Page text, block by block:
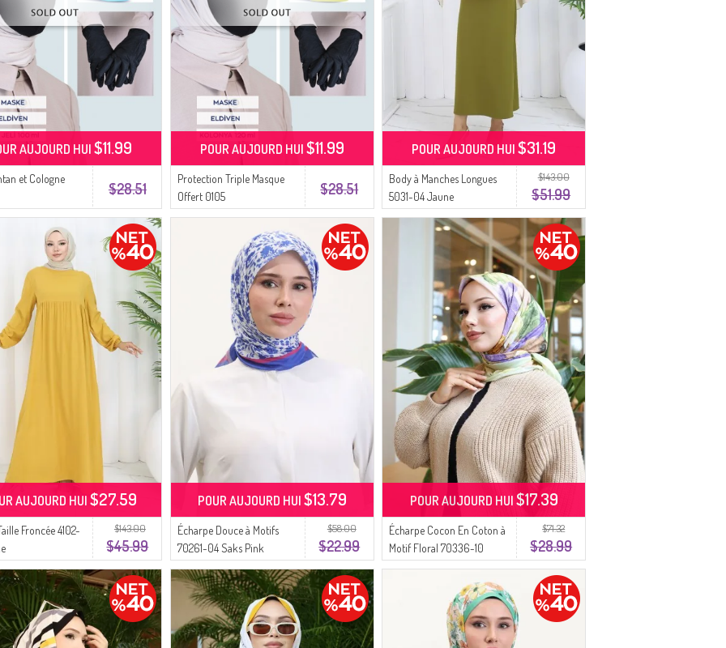
$28.51
et Cologne
AUJOURD HUI$11.99
$28.51
Protection Triple Masque
Offert 0105
POUR AUJOURD HUI $11.99
$143.00
$51.99
Body à Manches Longues
5031-04 Jaune
POUR AUJOURD HUI$31.19
$143.00
$45.99
Froncée 4102-
AUJOURD HUI $27.59
$58.00
$22.99
Écharpe Douce à Motifs
70261-04 Saks Pink
POUR AUJOURD HUI $13.79
$71.32
$28.99
Écharpe Cocon En Coton à
Motif Floral 70336-10
Jaune Lilas
POUR AUJOURD HUI $17.39